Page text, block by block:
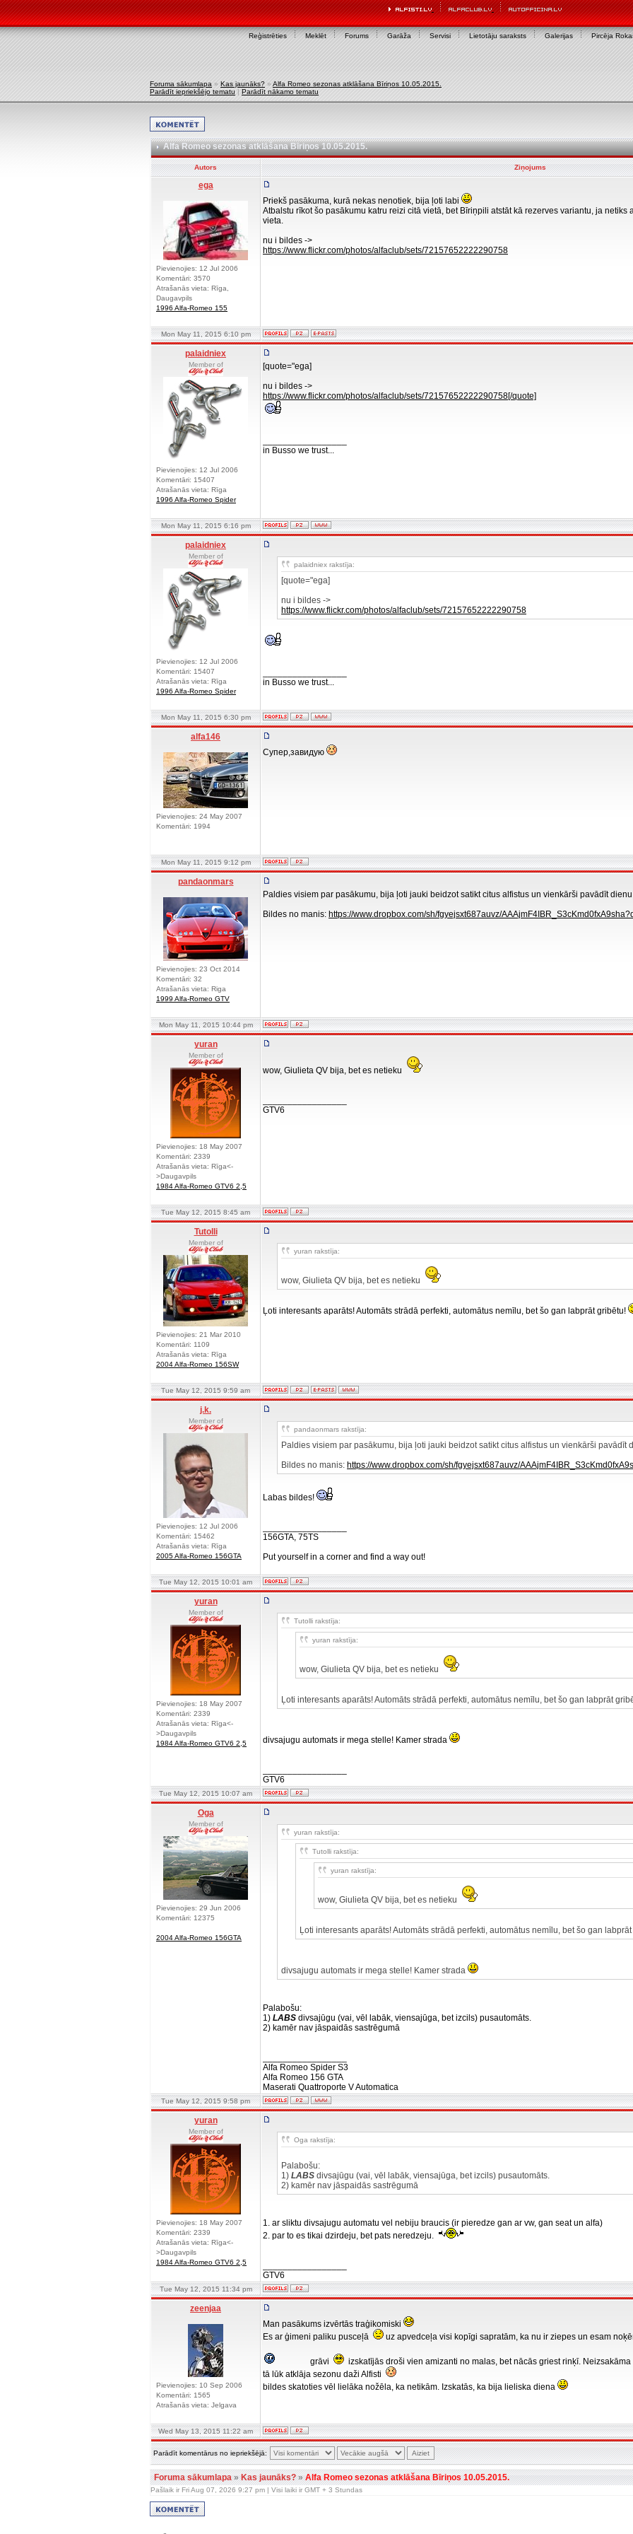
Reģistrēties Meklēt Forums Garāža Servisi Lietotāju saraksts Galerijas Pircēja
Foruma sākumlapa » Kas jaunāks? » Alfa Romeo sezonas atklāšana Bīriņos 10.05.2015.
Parādīt iepriekšējo tematu | Parādīt nākamo tematu
Alfa Romeo sezonas atklāšana Bīriņos 10.05.2015.
Autors Ziņojums
ega
Pievienojies: 12 Jul 2006
Komentāri: 3570
Atrašanās vieta: Rīga,
Daugavpils
1996 Alfa-Romeo 155
Priekš pasākuma, kurā nekas nenotiek, bija ļoti labi
Atbalstu rīkot šo pasākumu katru reizi citā vietā, bet Bīriņpili atstāt kā rezerves variantu, ja netiks
vieta.
nu i bildes ->
https://www.flickr.com/photos/alfaclub/sets/72157652222290758
Mon May 11, 2015 6:10 pm
palaidniex
Member of
Pievienojies: 12 Jul 2006
Komentāri: 15407
Atrašanās vieta: Rīga
1996 Alfa-Romeo Spider
[quote="ega]
nu i bildes ->
https://www.flickr.com/photos/alfaclub/sets/72157652222290758[/quote]
in Busso we trust...
Mon May 11, 2015 6:16 pm
palaidniex
Member of
Pievienojies: 12 Jul 2006
Komentāri: 15407
Atrašanās vieta: Rīga
1996 Alfa-Romeo Spider
palaidniex rakstīja:
[quote="ega]
nu i bildes ->
https://www.flickr.com/photos/alfaclub/sets/72157652222290758
in Busso we trust...
Mon May 11, 2015 6:30 pm
alfa146
Pievienojies: 24 May 2007
Komentāri: 1994
Супер,завидую
Mon May 11, 2015 9:12 pm
pandaonmars
Pievienojies: 23 Oct 2014
Komentāri: 32
Atrašanās vieta: Riga
1999 Alfa-Romeo GTV
Paldies visiem par pasākumu, bija ļoti jauki beidzot satikt citus alfistus un vienkārši pavādīt
Bildes no manis: https://www.dropbox.com/sh/fgyejsxt687auvz/
Mon May 11, 2015 10:44 pm
yuran
Member of
Pievienojies: 18 May 2007
Komentāri: 2339
Atrašanās vieta: Rīga<-
>Daugavpils
1984 Alfa-Romeo GTV6 2,5
wow, Giulieta QV bija, bet es netieku
GTV6
Tue May 12, 2015 8:45 am
Tutolli
Member of
Pievienojies: 21 Mar 2010
Komentāri: 1109
Atrašanās vieta: Rīga
2004 Alfa-Romeo 156SW
yuran rakstīja:
wow, Giulieta QV bija, bet es netieku
Ļoti interesants aparāts! Automāts strādā perfekti, automātus nemīlu, bet šo gan labprāt gribētu!
Tue May 12, 2015 9:59 am
j.k.
Member of
Pievienojies: 12 Jul 2006
Komentāri: 15462
Atrašanās vieta: Rīga
2005 Alfa-Romeo 156GTA
pandaonmars rakstīja:
Paldies visiem par pasākumu, bija ļoti jauki beidzot satikt citus alfistus un vienkārši pavādīt
Bildes no manis: https://www.dropbox.com/sh/fgyejsxt687auvz/
Labas bildes!
156GTA, 75TS
Put yourself in a corner and find a way out!
Tue May 12, 2015 10:01 am
yuran
Member of
Pievienojies: 18 May 2007
Komentāri: 2339
Atrašanās vieta: Rīga<-
>Daugavpils
1984 Alfa-Romeo GTV6 2,5
Tutolli rakstīja:
yuran rakstīja:
wow, Giulieta QV bija, bet es netieku
Ļoti interesants aparāts! Automāts strādā perfekti, automātus nemīlu, bet šo gan labprāt
divsajugu automats ir mega stelle! Kamer strada
GTV6
Tue May 12, 2015 10:07 am
Oga
Member of
Pievienojies: 29 Jun 2006
Komentāri: 12375
2004 Alfa-Romeo 156GTA
yuran rakstīja:
Tutolli rakstīja:
yuran rakstīja:
wow, Giulieta QV bija, bet es netieku
Ļoti interesants aparāts! Automāts strādā perfekti, automātus nemīlu, bet šo gan
divsajugu automats ir mega stelle! Kamer strada
Palabošu:
1) LABS divsajūgu (vai, vēl labāk, viensajūga, bet izcils) pusautomāts.
2) kamēr nav jāspaidās sastrēgumā
Alfa Romeo Spider S3
Alfa Romeo 156 GTA
Maserati Quattroporte V Automatica
Tue May 12, 2015 9:58 pm
yuran
Member of
Pievienojies: 18 May 2007
Komentāri: 2339
Atrašanās vieta: Rīga<-
>Daugavpils
1984 Alfa-Romeo GTV6 2,5
Oga rakstīja:
Palabošu:
1) LABS divsajūgu (vai, vēl labāk, viensajūga, bet izcils) pusautomāts.
2) kamēr nav jāspaidās sastrēgumā
1. ar sliktu divsajugu automatu vel nebiju braucis (ir pieredze gan ar vw, gan seat un alfa)
2. par to es tikai dzirdeju, bet pats neredzeju.
GTV6
Tue May 12, 2015 11:34 pm
zeenjaa
Pievienojies: 10 Sep 2006
Komentāri: 1565
Atrašanās vieta: Jelgava
Man pasākums izvērtās traģikomiski
Es ar ģimeni paliku pusceļā
uz apvedceļa visi kopīgi sapratām, ka nu ir ziepes un esam
grāvi
izskatījās droši vien amizanti no malas, bet nācās griest rinķī.
tā lūk atklāja sezonu daži Alfisti
bildes skatoties vēl lielāka nožēla, ka netikām. Izskatās, ka bija lieliska diena
Wed May 13, 2015 11:22 am
Parādīt komentārus no iepriekšējā:
Foruma sākumlapa»Kas jaunāks?»Alfa Romeo sezonas atklāšana Bīriņos 10.05.2015.
Pašlaik ir Fri Aug 07, 2026 9:27 pm | Visi laiki ir GMT + 3 Stundas